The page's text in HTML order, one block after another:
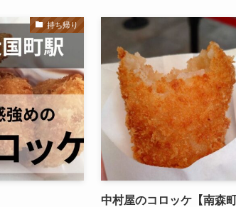
持ち帰り
中村屋のコロッケ【南森